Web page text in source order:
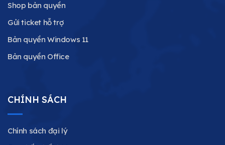
Shop bản quyền
Gửi ticket hỗ trợ
Bản quyền Windows 11
Bản quyền Office
CHÍNH SÁCH
Chính sách đại lý